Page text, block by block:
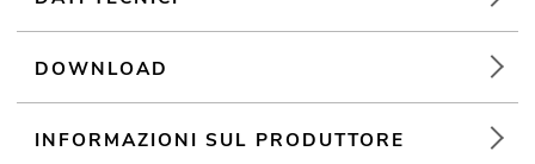
DOWNLOAD
INFORMAZIONI SUL PRODUTTORE